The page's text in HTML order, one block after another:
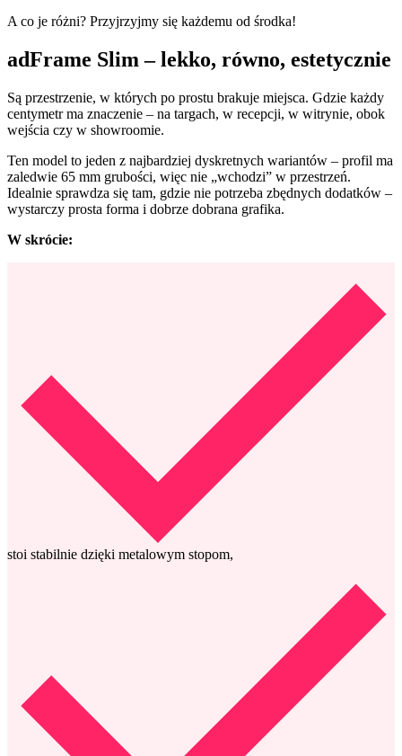
A co je różni? Przyjrzyjmy się każdemu od środka!
adFrame Slim – lekko, równo, estetycznie
Są przestrzenie, w których po prostu brakuje miejsca. Gdzie każdy
centymetr ma znaczenie – na targach, w recepcji, w witrynie, obok
wejścia czy w showroomie.
Ten model to jeden z najbardziej dyskretnych wariantów – profil ma
zaledwie 65 mm grubości, więc nie „wchodzi” w przestrzeń.
Idealnie sprawdza się tam, gdzie nie potrzeba zbędnych dodatków –
wystarczy prosta forma i dobrze dobrana grafika.
W skrócie:
stoi stabilnie dzięki metalowym stopom,